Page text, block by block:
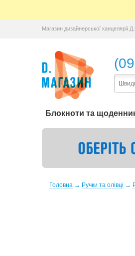
Магазин дизайнерської канцелярії
Блокноти та
Головна → Ручки та олівці →